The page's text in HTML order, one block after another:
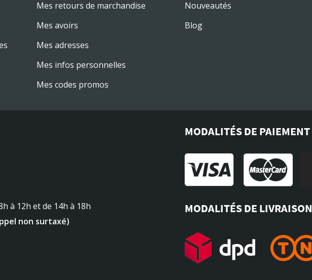
Mes retours de marchandise
Mes avoirs
Mes adresses
Mes infos personnelles
Mes codes promos
Nouveautés
Blog
à 12h et de 14h à 18h
non surtaxé)
MODALITÉS DE PAIEMENT
MODALITÉS DE LIVRAISON